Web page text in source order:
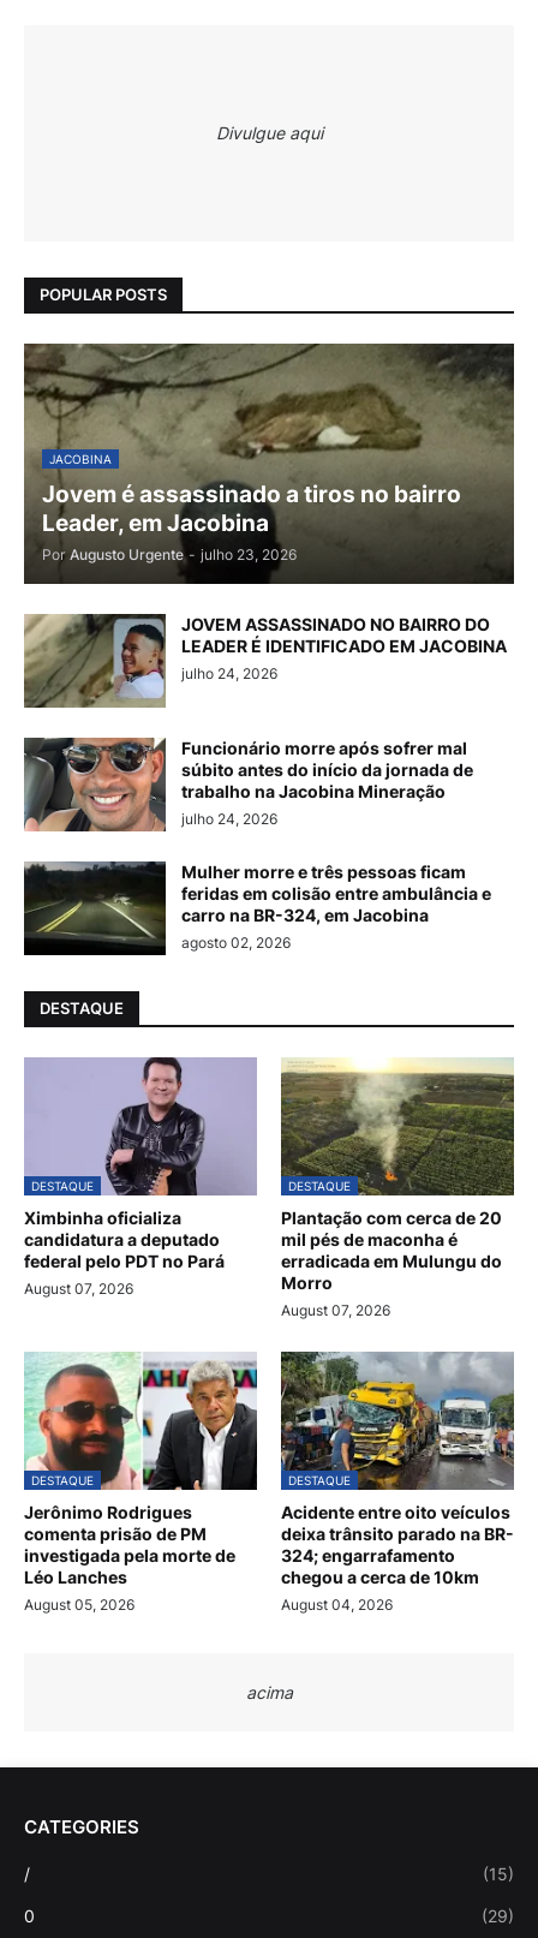
Divulgue aqui
POPULAR POSTS
JACOBINA
Jovem é assassinado a tiros no bairro
Leader, em Jacobina
Por Augusto Urgente - julho 23, 2026
JOVEM ASSASSINADO NO BAIRRO DO
LEADER É IDENTIFICADO EM JACOBINA
julho 24, 2026
Funcionário morre após sofrer mal
súbito antes do início da jornada de
trabalho na Jacobina Mineração
julho 24, 2026
Mulher morre e três pessoas ficam
feridas em colisão entre ambulância e
carro na BR-324, em Jacobina
agosto 02, 2026
DESTAQUE
DESTAQUE
Ximbinha oficializa
candidatura a deputado
federal pelo PDT no Pará
August 07, 2026
DESTAQUE
Plantação com cerca de 20
mil pés de maconha é
erradicada em Mulungu do
Morro
August 07, 2026
DESTAQUE
Jerônimo Rodrigues
comenta prisão de PM
investigada pela morte de
Léo Lanches
August 05, 2026
DESTAQUE
Acidente entre oito veículos
deixa trânsito parado na BR-
324; engarrafamento
chegou a cerca de 10km
August 04, 2026
acima
CATEGORIES
/ (15)
0 (29)